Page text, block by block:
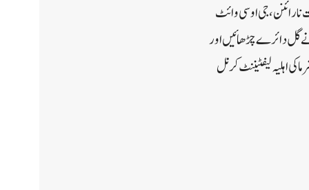
نارائنن،جی او سی وائٹ
نے گل دائرے چڑھائیں اور
اہلیہ لیفٹیننٹ کرنل